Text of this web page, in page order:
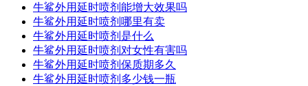
牛鲨外用延时喷剂能增大效果吗
牛鲨外用延时喷剂哪里有卖
牛鲨外用延时喷剂是什么
牛鲨外用延时喷剂对女性有害吗
牛鲨外用延时喷剂保质期多久
牛鲨外用延时喷剂多少钱一瓶